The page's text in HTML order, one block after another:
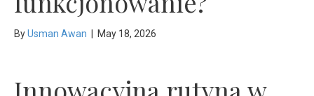
ByUsman Awan May 18, 2026